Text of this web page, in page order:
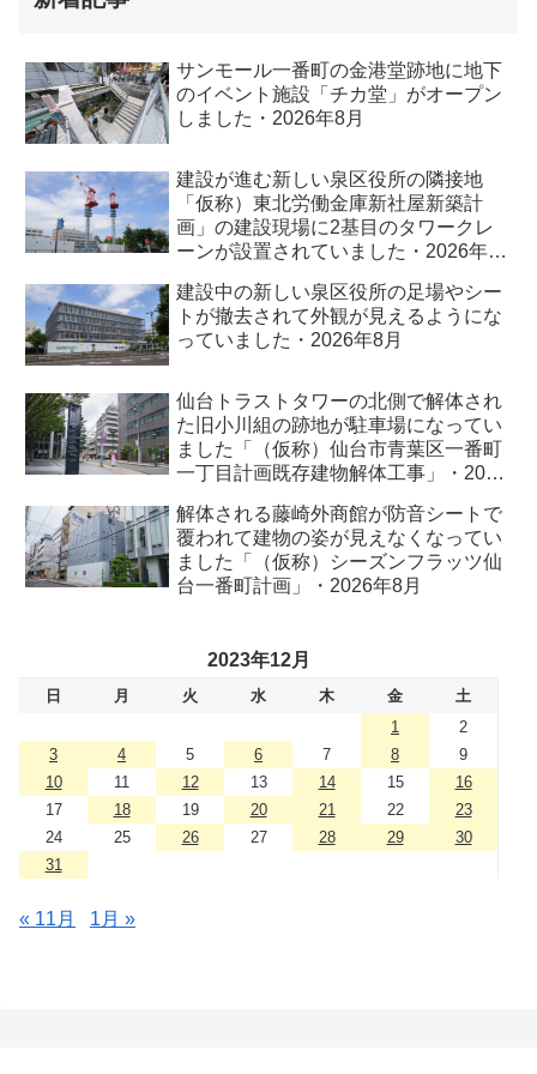
サンモール一番町の金港堂跡地に地下
のイベント施設「チカ堂」がオープン
しました・2026年8月
建設が進む新しい泉区役所の隣接地
「仮称）東北労働金庫新社屋新築計
画」の建設現場に2基目のタワークレ
ーンが設置されていました・2026年8
建設中の新しい泉区役所の足場やシー
トが撤去されて外観が見えるようにな
っていました・2026年8月
仙台トラストタワーの北側で解体され
た旧小川組の跡地が駐車場になってい
ました「（仮称）仙台市青葉区一番町
一丁目計画既存建物解体工事」・2026
解体される藤崎外商館が防音シートで
覆われて建物の姿が見えなくなってい
ました「（仮称）シーズンフラッツ仙
台一番町計画」・2026年8月
2023年12月
日 月 火 水 木 金
土
1
2
3
4 5 6 7 8
9
10
11 12 13 14 15
16
17
18 19 20 21 22
23
24
25 26 27 28 29
30
31
« 11月 1月 »